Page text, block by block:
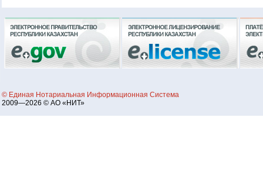
© Единая Нотариальная Информационная Система
2009—2026 © АО «НИТ»